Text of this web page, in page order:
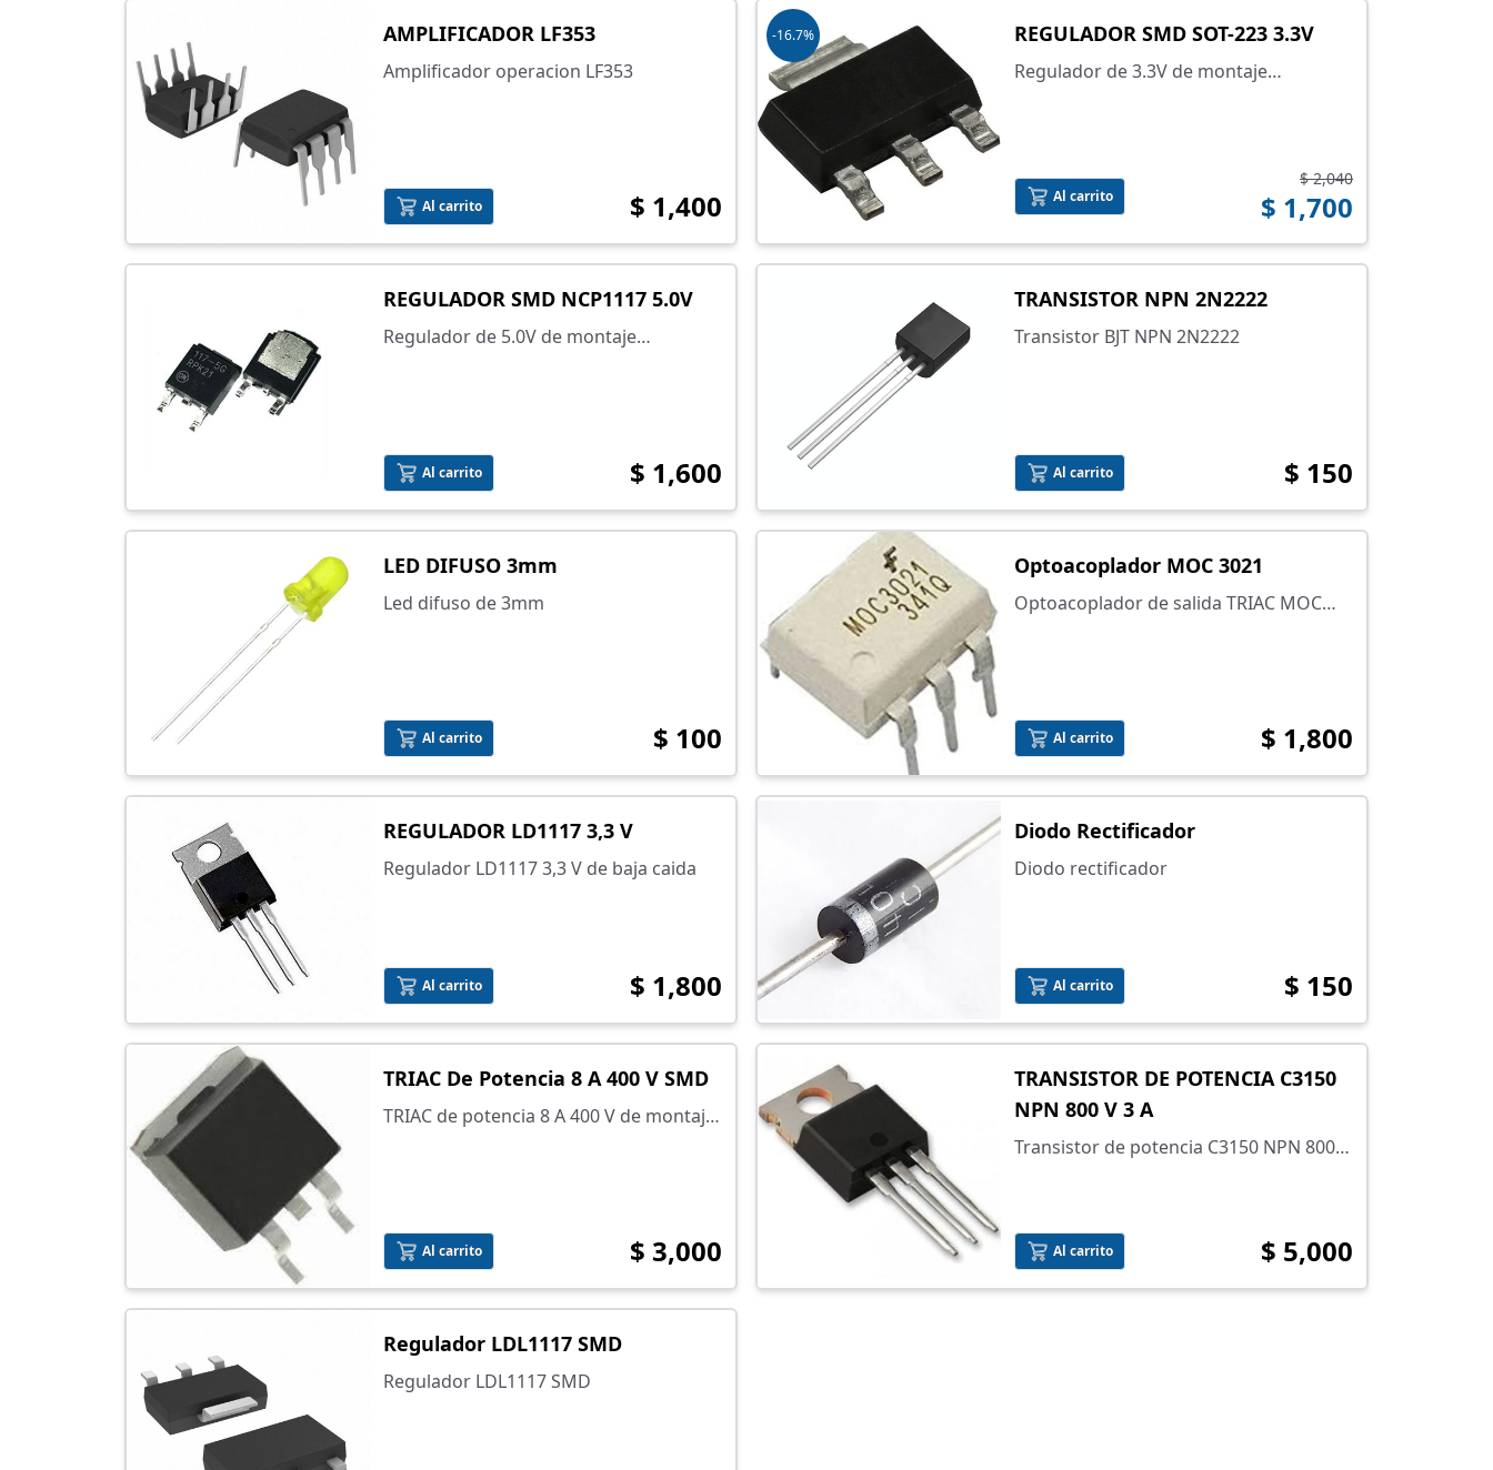
AMPLIFICADOR LF353
Amplificador operacion LF353
Al carrito $ 1,400
-16.7% REGULADOR SMD SOT-223 3.3V
Regulador de 3.3V de montaje
Al carrito
$ 2,040
$ 1,700
REGULADOR SMD NCP1117 5.0V
Regulador de 5.0V de montaje
Al carrito $ 1,600
TRANSISTOR NPN 2N2222
Transistor BJT NPN 2N2222
Al carrito $ 150
LED DIFUSO 3mm
Led difuso de 3mm
Al carrito $ 100
Optoacoplador MOC 3021
Optoacoplador de salida TRIAC MOC
Al carrito $ 1,800
REGULADOR LD1117 3,3 V
Regulador LD1117 3,3 V de baja caida
Al carrito $ 1,800
Diodo Rectificador
Diodo rectificador
Al carrito $ 150
TRIAC De Potencia 8 A 400 V SMD
TRIAC de potencia 8 A 400 V de montaje
Al carrito $ 3,000
TRANSISTOR DE POTENCIA C3150
NPN 800 V 3 A
Transistor de potencia C3150 NPN 800 V
Al carrito $ 5,000
Regulador LDL1117 SMD
Regulador LDL1117 SMD